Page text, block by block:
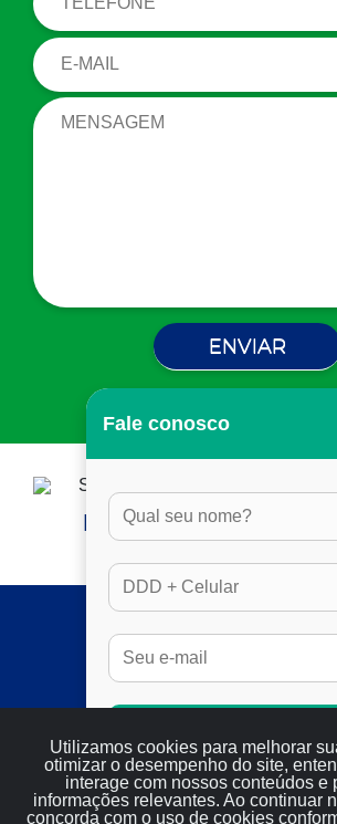
Utilizamos cookies para melhorar
otimizar o desempenho do site,
interage com nossos conteúdos e
informações relevantes. Ao continuar
concorda com o uso de cookies
HORÁRIO DE
DAS 8H ÀS 17H30, EM
SERVIÇOS
FULL SEO
BLOG
CONTATO
Fale conosco